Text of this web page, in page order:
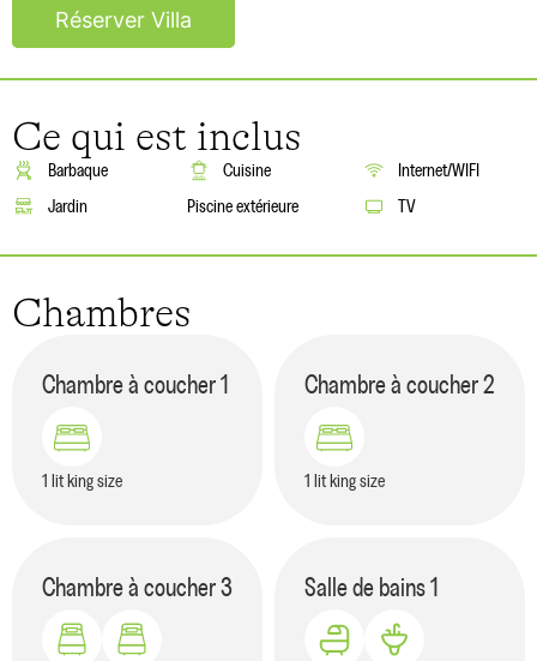
Réserver Villa
Ce qui est inclus
Barbaque Cuisine
Internet/WIFI
Jardin
Piscine extérieure TV
Chambres
Chambre à coucher1
1 lit king size
Chambre à coucher2
1 lit king size
Chambre à coucher3 Salle de bains1